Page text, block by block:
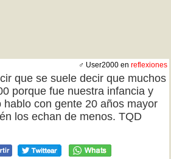
♂ User2000 en reflexiones
que se suele decir que muchos
porque fue nuestra infancia y
hablo con gente 20 años mayor
los echan de menos. TQD